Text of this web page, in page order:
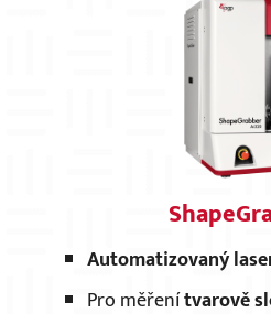
Automatizovaný
Pro měřenítvarově